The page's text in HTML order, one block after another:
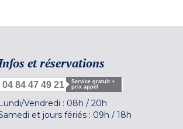
et réservations
04 84 47 49 21
Service gratuit +
prix appel
Lundi/Vendredi : 08h / 20h
et jours fériés : 09h / 18h